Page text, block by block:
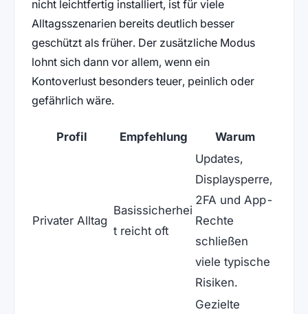
nicht leichtfertig installiert, ist für viele
Alltagsszenarien bereits deutlich besser
geschützt als früher. Der zusätzliche Modus
lohnt sich dann vor allem, wenn ein
Kontoverlust besonders teuer, peinlich oder
gefährlich wäre.
Profil Empfehlung Warum
Privater Alltag
Basissicherhei
t reicht oft
Updates,
Displaysperre,
2FA und App-
Rechte
schließen
viele typische
Risiken.
Gezielte